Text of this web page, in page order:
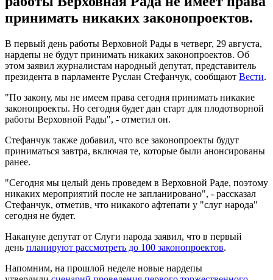
принимать никаких законопроектов.
В первый день работы Верховной Рады в четверг, 29 августа,
нардепы не будут принимать никаких законопроектов. Об
этом заявил журналистам народный депутат, представитель
президента в парламенте Руслан Стефанчук, сообщают Вести.
"По закону, мы не имеем права сегодня принимать никакие
законопроекты. Но сегодня будет дан старт для плодотворной
работы Верховной Рады", - отметил он.
Стефанчук также добавил, что все законопроекты будут
приниматься завтра, включая те, которые были анонсированы
ранее.
"Сегодня мы целый день проведем в Верховной Раде, поэтому
никаких мероприятий после не запланировано", - рассказал
Стефанчук, отметив, что никакого афтепати у "слуг народа"
сегодня не будет.
Накануне депутат от Слуги народа заявил, что в первый
день планируют рассмотреть до 100 законопроектов.
Напомним, на прошлой неделе новые нардепы